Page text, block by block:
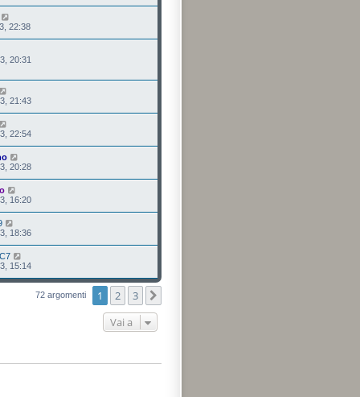
22:38
20:31
21:43
22:54
20:28
16:20
18:36
15:14
72 argomenti 1 2 3
Vai a